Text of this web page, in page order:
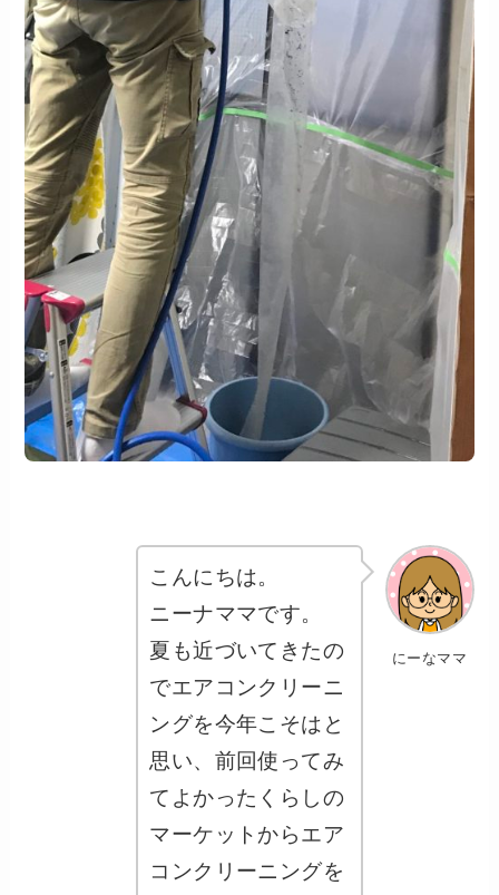
にーなママ
こんにちは。
ニーナママです。
夏も近づいてきたの
でエアコンクリーニ
ングを今年こそはと
思い、前回使ってみ
てよかったくらしの
マーケットからエア
コンクリーニングを